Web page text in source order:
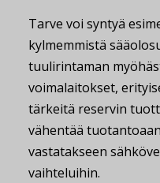
Tarve voi syntyä
kylmemmistä
tuulirintaman
voimalaitokset,
tärkeitä reservin
vähentää
vastatakseen
vaihteluihin.